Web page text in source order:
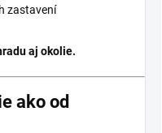
zastavení
aj okolie.
ako od